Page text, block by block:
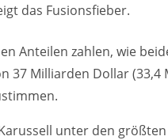
das Fusionsfieber.
Anteilen zahlen, wie
37 Milliarden Dollar (33,4
unter den